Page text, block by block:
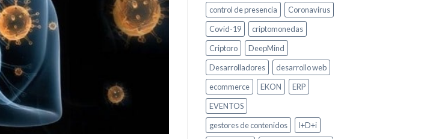
control de presencia
Coronavirus
Covid-19
criptomonedas
Criptoro
DeepMind
Desarrolladores
desarrollo web
ecommerce
EKON
ERP
EVENTOS
gestores de contenidos
I+D+i